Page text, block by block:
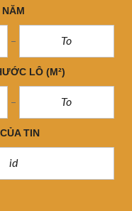
NĂM
LÔ (M²)
TIN